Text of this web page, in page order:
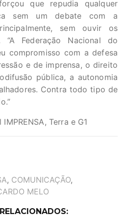
que repudia qualquer
sem um debate com a
sem ouvir os
“A Federação Nacional do
compromisso com a defesa
e de imprensa, o direito
pública, a autonomia
Contra todo tipo de
Terra e G1
, COMUNICAÇÃO,
MELO